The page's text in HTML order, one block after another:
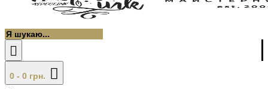
0 - 0 грн.